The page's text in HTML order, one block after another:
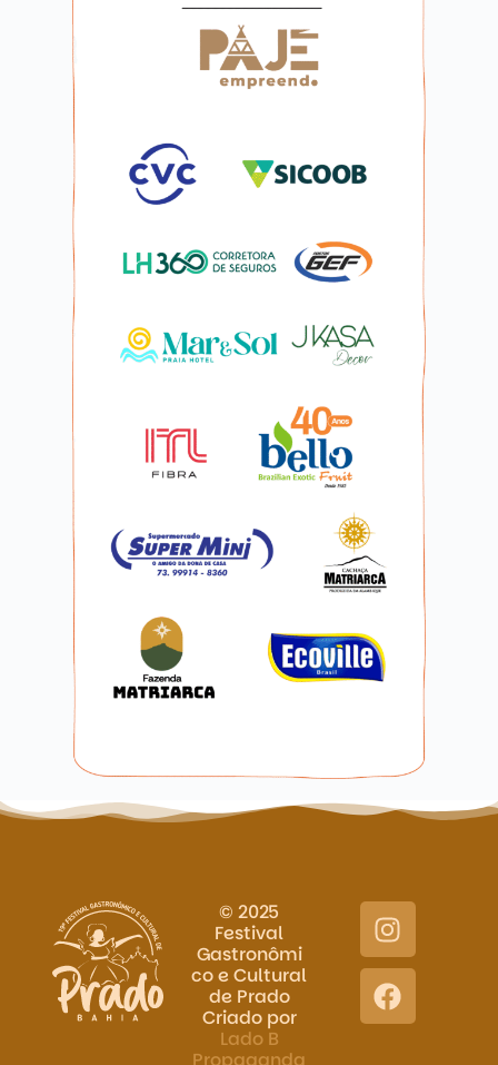
© 2025
Festival
Gastronômi
co e Cultural
de Prado
Criado por
Lado B